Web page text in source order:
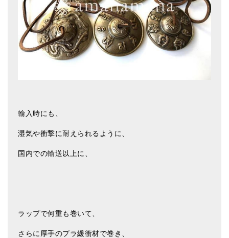
お客様の声
ブログ
特商法の表記
輸入時にも、
湿気や衝撃に耐えられるように、
国内での輸送以上に、
ラップで何重も巻いて、
さらに厚手のプラ緩衝材で巻き、